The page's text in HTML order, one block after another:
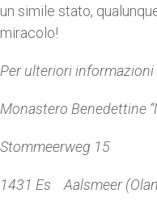
un simile stato,
miracolo!
Per ulteriori
Monastero Benedettine
Stommeerweg 15
1431 Es Aalsmeer